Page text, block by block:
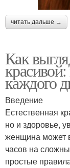
читать дальше →
Как
каждого
Введение
Естественная
но и здоровье,
женщина может
часов на
простые